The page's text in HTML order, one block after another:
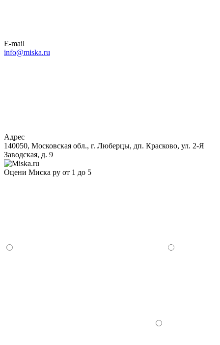
E-mail
info@miska.ru
Адрес
140050, Московская обл., г. Люберцы, дп. Красково, ул. 2-Я
Заводская, д. 9
Оцени Миска ру от 1 до 5